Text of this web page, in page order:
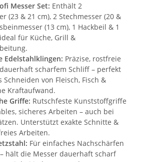
Messer Set: Enthält 2
(23 & 21 cm), 2 Stechmesser (20 &
(13 cm), 1 Hackbeil & 1
für Küche, Grill &
Edelstahlklingen: Präzise, rostfreie
scharfem Schliff – perfekt
von Fleisch, Fisch &
Kraftaufwand.
Griffe: Rutschfeste Kunststoffgriffe
sicheres Arbeiten – auch bei
Unterstützt exakte Schnitte &
Arbeiten.
Für einfaches Nachschärfen
hält die Messer dauerhaft scharf